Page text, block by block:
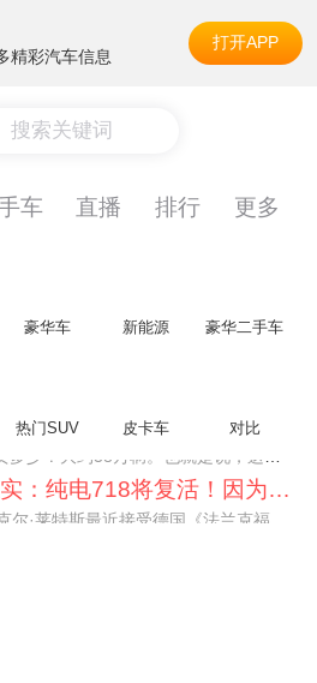
精彩汽车信息
打开APP
搜索关键词
车 直播 排行 更多
豪华车 新能源 豪华二手车
热门SUV 皮卡车 对比
神行者目标年销30万辆，要把路虎销量翻倍
保时捷CEO证实：纯电718将复活！因为奥迪需要